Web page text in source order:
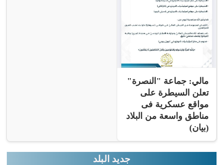
مالي: جماعة "النصرة"
تعلن السيطرة على
مواقع عسكرية فى
مناطق واسعة من البلاد
(بيان)
جديد البلد